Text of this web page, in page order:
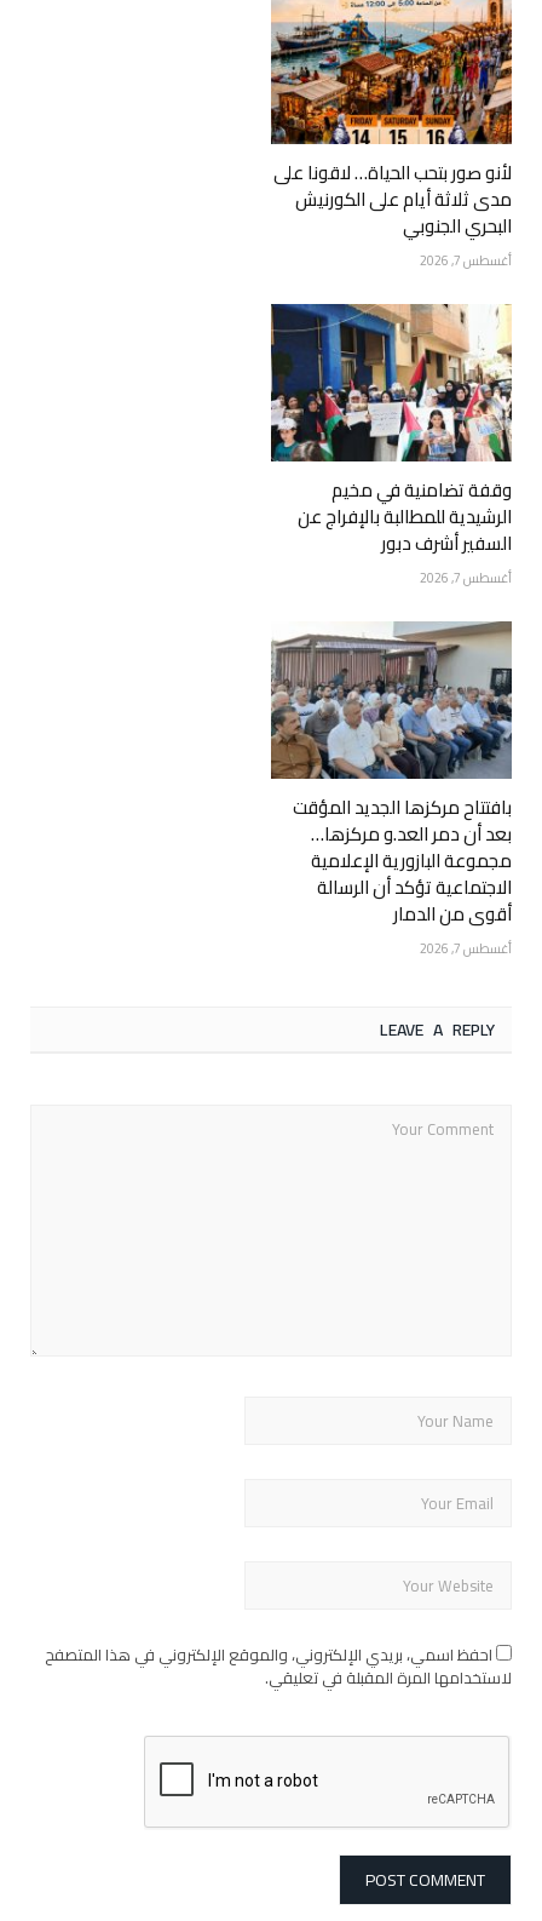
لأنو صور بتحب الحياة… لاقونا على
مدى ثلاثة أيام على الكورنيش
البحري الجنوبي
أغسطس 7, 2026
وقفة تضامنية في مخيم
الرشيدية للمطالبة بالإفراج عن
السفير أشرف دبور
أغسطس 7, 2026
بافتتاح مركزها الجديد المؤقت
بعد أن دمر العد.و مركزها…
مجموعة البازورية الإعلامية
الاجتماعية تؤكد أن الرسالة
أقوى من الدمار
أغسطس 7, 2026
LEAVE A REPLY
احفظ اسمي، بريدي الإلكتروني، والموقع الإلكتروني في هذا المتصفح
لاستخدامها المرة المقبلة في تعليقي.